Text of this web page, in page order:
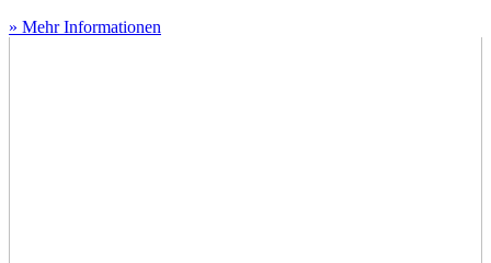
» Mehr Informationen